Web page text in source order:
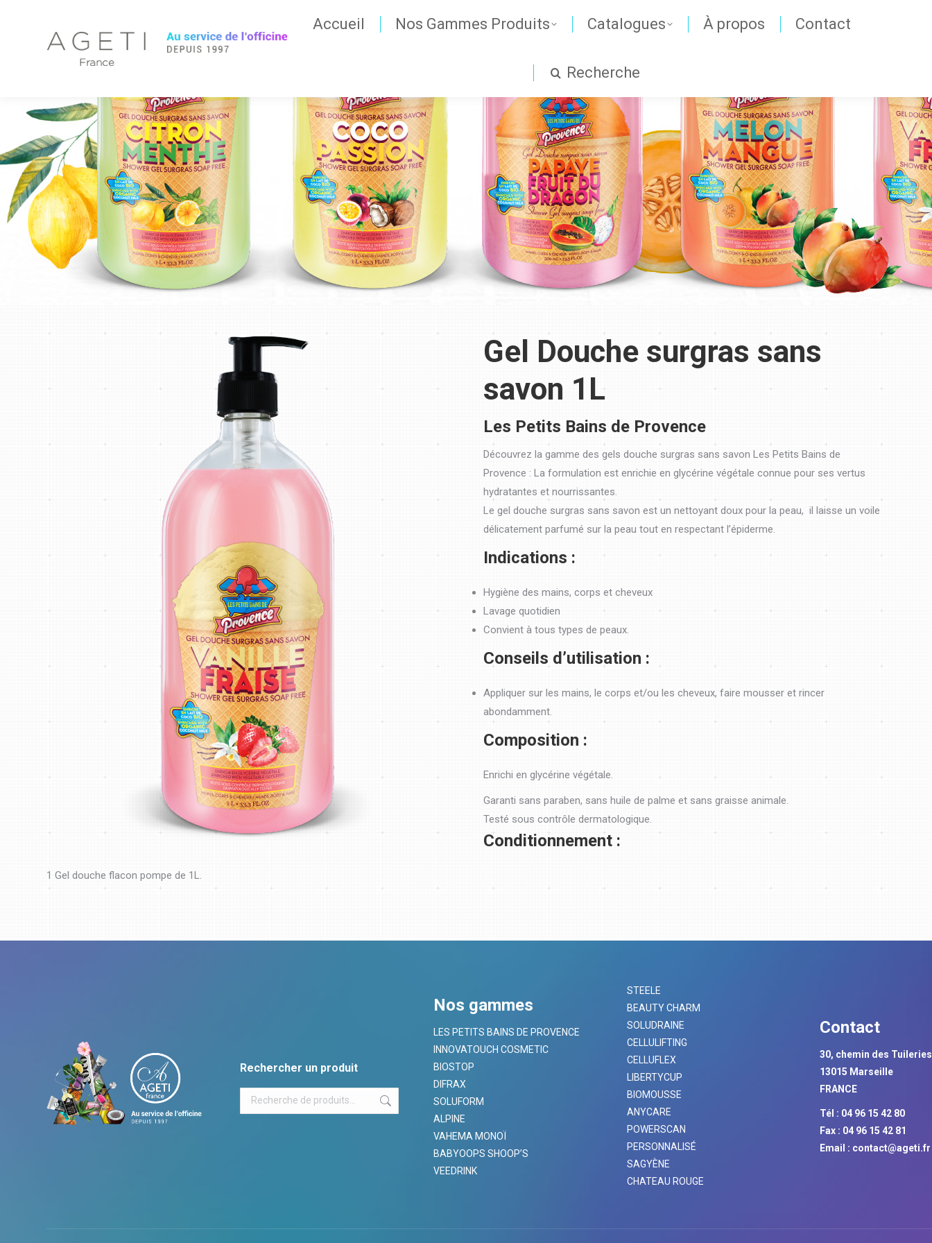
Accueil Nos Gammes Produits Catalogues À propos Contact
Recherche
Gel Douche surgras sans
savon 1L
Les Petits Bains de Provence
Découvrez la gamme des gels douche surgras sans savon Les Petits Bains de
Provence : La formulation est enrichie en glycérine végétale connue pour ses vertus
hydratantes et nourrissantes.
Le gel douche surgras sans savon est un nettoyant doux pour la peau, il laisse un voile
délicatement parfumé sur la peau tout en respectant l’épiderme.
Indications :
Hygiène des mains, corps et cheveux
Lavage quotidien
Convient à tous types de peaux.
Conseils d’utilisation :
Appliquer sur les mains, le corps et/ou les cheveux, faire mousser et rincer
abondamment.
Composition :
Enrichi en glycérine végétale.
Garanti sans paraben, sans huile de palme et sans graisse animale.
Testé sous contrôle dermatologique.
Conditionnement :
1 Gel douche flacon pompe de 1L.
Rechercher un produit
Nos gammes
LES PETITS BAINS DE PROVENCE
INNOVATOUCH COSMETIC
BIOSTOP
DIFRAX
SOLUFORM
ALPINE
VAHEMA MONOÏ
BABYOOPS SHOOP’S
VEEDRINK
STEELE
BEAUTY CHARM
SOLUDRAINE
CELLULIFTING
CELLUFLEX
LIBERTYCUP
BIOMOUSSE
ANYCARE
POWERSCAN
PERSONNALISÉ
SAGYÈNE
CHATEAU ROUGE
Contact
30, chemin des Tuileries
13015 Marseille
FRANCE
Tél : 04 96 15 42 80
Fax : 04 96 15 42 81
Email : contact@ageti.fr